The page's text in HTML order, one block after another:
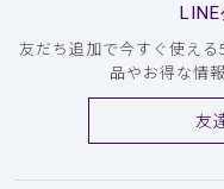
友だち追加で今すぐ使え
品やお得な情
友